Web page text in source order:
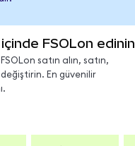
FSOLon edinin
satın alın, satın,
En güvenilir